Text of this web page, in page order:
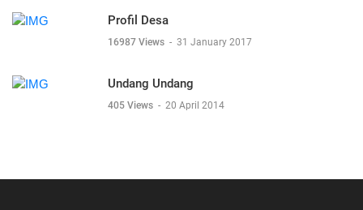
Profil Desa
16987 Views - 31 January 2017
Undang Undang
405 Views - 20 April 2014